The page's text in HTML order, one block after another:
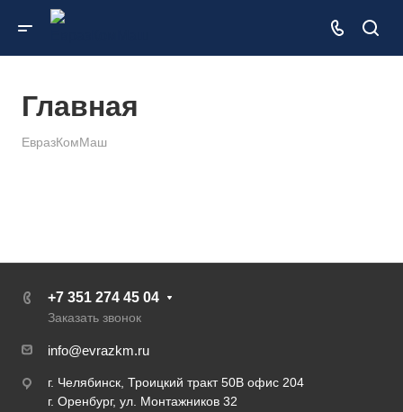
Главная
ЕвразКомМаш
+7 351 274 45 04
Заказать звонок
info@evrazkm.ru
г. Челябинск, Троицкий тракт 50В офис 204
г. Оренбург, ул. Монтажников 32